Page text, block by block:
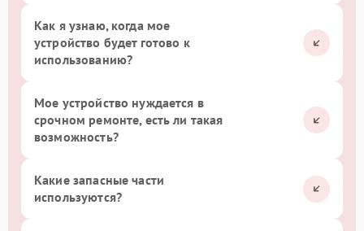
Как я узнаю, когда мое
устройство будет готово к
использованию?
Мое устройство нуждается в
срочном ремонте, есть ли такая
возможность?
Какие запасные части
используются?